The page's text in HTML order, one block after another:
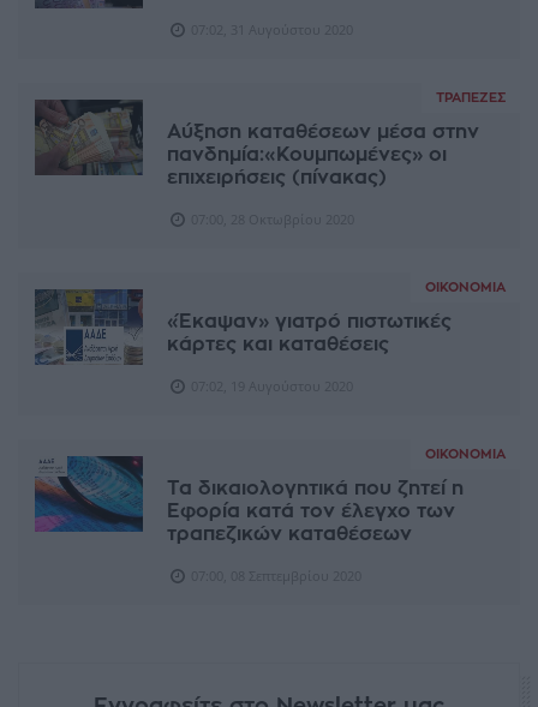
ΤΡΆΠΕΖΕΣ
Αύξηση καταθέσεων μέσα στην
πανδημία:«Κουμπωμένες» οι
επιχειρήσεις (πίνακας)
ΟΙΚΟΝΟΜΊΑ
«Έκαψαν» γιατρό πιστωτικές
κάρτες και καταθέσεις
ΟΙΚΟΝΟΜΊΑ
Τα δικαιολογητικά που ζητεί η
Εφορία κατά τον έλεγχο των
τραπεζικών καταθέσεων